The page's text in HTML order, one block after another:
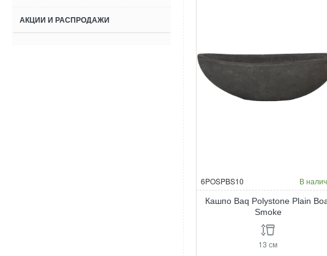
АКЦИИ И РАСПРОДАЖИ
6POSPBS10 В
Кашпо Baq Polystone Plain
Smoke
13 см